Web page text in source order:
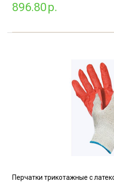
896.80р.
Перчатки трикотажные с